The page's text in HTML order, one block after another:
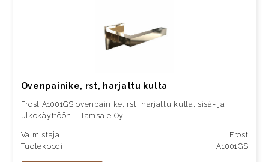
Ovenpainike, rst, harjattu kulta
Frost A1001GS ovenpainike, rst, harjattu kulta, sisä- ja
ulkokäyttöön – Tamsale Oy
Valmistaja:
Frost
Tuotekoodi:
A1001GS